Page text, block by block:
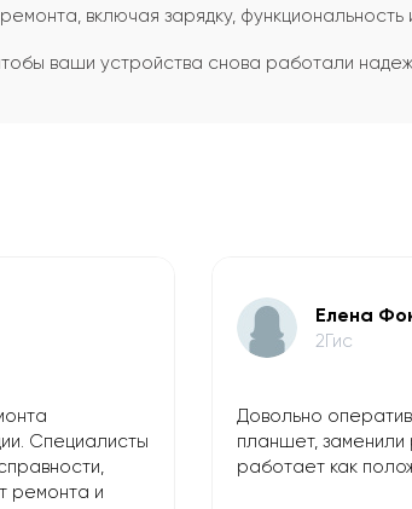
включая зарядку, функциональность
ваши устройства снова работали
Специалисты
ремонта и
Елена
2Гис
Довольно
планшет, заменили
работает как